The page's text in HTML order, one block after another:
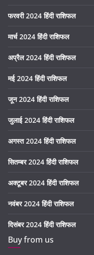
फरवरी 2024 हिंदी राशिफल
मार्च 2024 हिंदी राशिफल
अप्रैल 2024 हिंदी राशिफल
मई 2024 हिंदी राशिफल
जून 2024 हिंदी राशिफल
जुलाई 2024 हिंदी राशिफल
अगस्त 2024 हिंदी राशिफल
सितम्बर 2024 हिंदी राशिफल
अक्टूबर 2024 हिंदी राशिफल
नवंबर 2024 हिंदी राशिफल
दिसंबर 2024 हिंदी राशिफल
Buy from us